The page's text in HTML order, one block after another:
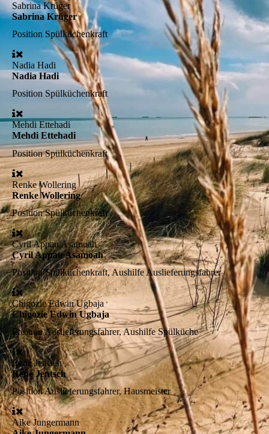
Sabrina Krüger
Sabrina Krüger
Position Spülküchenkraft
Nadia Hadi
Nadia Hadi
Position Spülküchenkraft
Mehdi Ettehadi
Mehdi Ettehadi
PositionSpülküchenkraft
Renke Wollering
Renke Wollering
PositionSpülküchenkraft
Cyril Appau Asamoah
Cyril Appau Asamoah
PositionSpülküchenkraft, Aushilfe Auslieferungsfahrer
Chigozie Edwin Ugbaja
Chigozie Edwin Ugbaja
PositionAuslieferungsfahrer, Aushilfe Spülküche
René Jentsch
René Jentsch
PositionAuslieferungsfahrer, Hausmeister
Aike Jungermann